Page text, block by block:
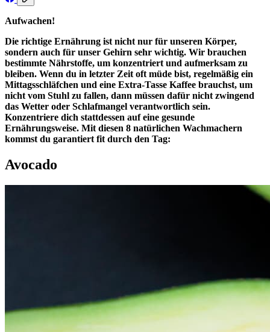
Aufwachen!
Die richtige Ernährung ist nicht nur für unseren Körper,
sondern auch für unser Gehirn sehr wichtig. Wir brauchen
bestimmte Nährstoffe, um konzentriert und aufmerksam zu
bleiben. Wenn du in letzter Zeit oft müde bist, regelmäßig ein
Mittagsschläfchen und eine Extra-Tasse Kaffee brauchst, um
nicht vom Stuhl zu fallen, dann müssen dafür nicht zwingend
das Wetter oder Schlafmangel verantwortlich sein.
Konzentriere dich stattdessen auf eine gesunde
Ernährungsweise. Mit diesen 8 natürlichen Wachmachern
kommst du garantiert fit durch den Tag:
Avocado